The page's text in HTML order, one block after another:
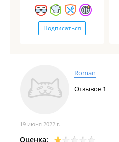
Подписаться
Roman
Отзывов 1
19 июня 2022 г.
Оценка: